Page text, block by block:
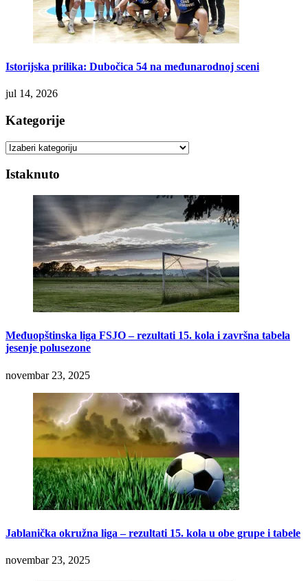
Istorijska prilika: Dubočica 54 na međunarodnoj sceni
jul 14, 2026
Kategorije
Kategorije
Istaknuto
Međuopštinska liga FSJO – rezultati 15. kola i završna tabela
jesenje polusezone
novembar 23, 2025
Jablanička okružna liga – rezultati 15. kola u obe grupe i tabele
novembar 23, 2025